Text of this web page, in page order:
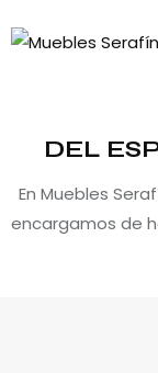
DEL
En Muebles
encargamos de